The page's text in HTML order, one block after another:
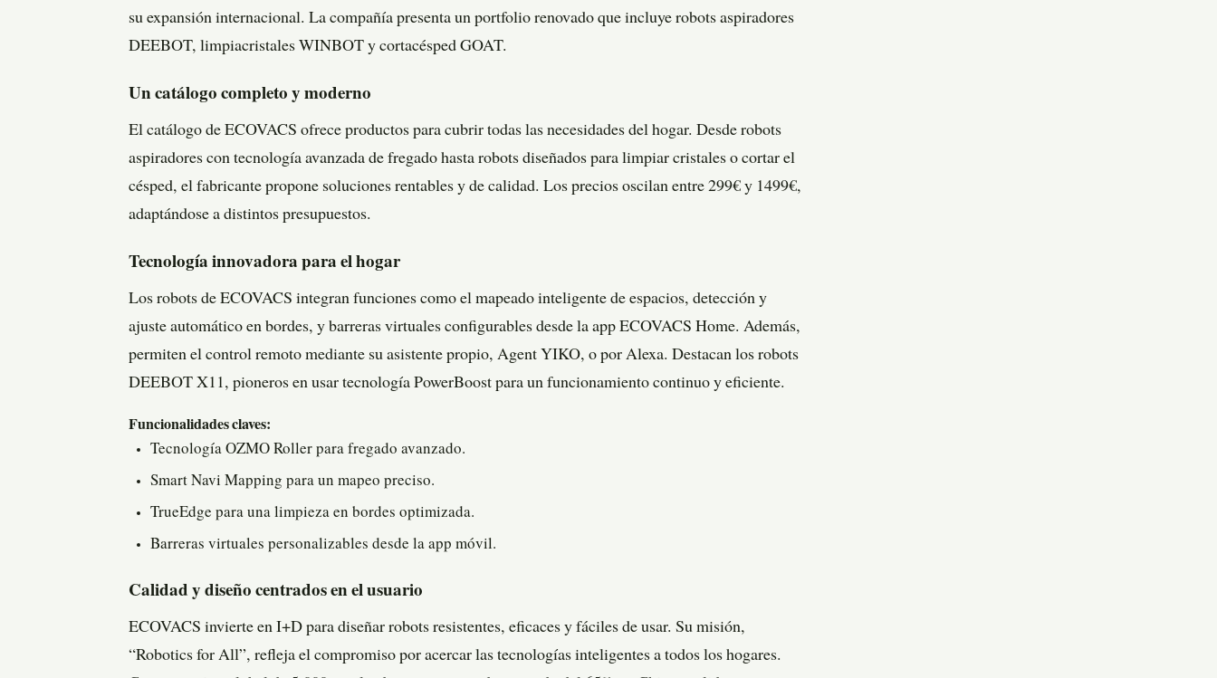
su expansión internacional. La compañía presenta un portfolio renovado que incluye robots aspiradores
DEEBOT, limpiacristales WINBOT y cortacésped GOAT.
Un catálogo completo y moderno
El catálogo de ECOVACS ofrece productos para cubrir todas las necesidades del hogar. Desde robots
aspiradores con tecnología avanzada de fregado hasta robots diseñados para limpiar cristales o cortar el
césped, el fabricante propone soluciones rentables y de calidad. Los precios oscilan entre 299€ y 1499€,
adaptándose a distintos presupuestos.
Tecnología innovadora para el hogar
Los robots de ECOVACS integran funciones como el mapeado inteligente de espacios, detección y
ajuste automático en bordes, y barreras virtuales configurables desde la app ECOVACS Home. Además,
permiten el control remoto mediante su asistente propio, Agent YIKO, o por Alexa. Destacan los robots
DEEBOT X11, pioneros en usar tecnología PowerBoost para un funcionamiento continuo y eficiente.
Funcionalidades claves:
Tecnología OZMO Roller para fregado avanzado.
Smart Navi Mapping para un mapeo preciso.
TrueEdge para una limpieza en bordes optimizada.
Barreras virtuales personalizables desde la app móvil.
Calidad y diseño centrados en el usuario
ECOVACS invierte en I+D para diseñar robots resistentes, eficaces y fáciles de usar. Su misión,
“Robotics for All”, refleja el compromiso por acercar las tecnologías inteligentes a todos los hogares.